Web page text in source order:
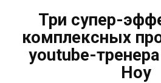
Три супер-
комплексных
youtube-
Hoy